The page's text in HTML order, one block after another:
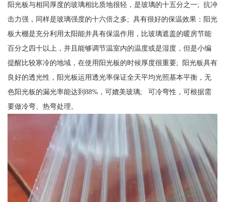
阳光板与相同厚度的玻璃相比质地很轻，是玻璃的十五分之一; 抗冲
击力强，同样是玻璃强度的十六倍之多; 具有很好的保温效果：阳光
板大棚是充分利用太阳能并具有保温作用，比玻璃遮盖的暖房节能
百分之四十以上，并且能够调节温室内的温度或是湿度，但是小编
提醒比较寒冷的地域，在使用阳光板的时候厚度很重要; 阳光板具有
良好的透光性，阳光板运用透光率保证全天平均光照基本平衡，无
色阳光板的漏光率能达到88%，可媲美玻璃; 可冷弯性，可根据需
要做冷弯、热弯处理。